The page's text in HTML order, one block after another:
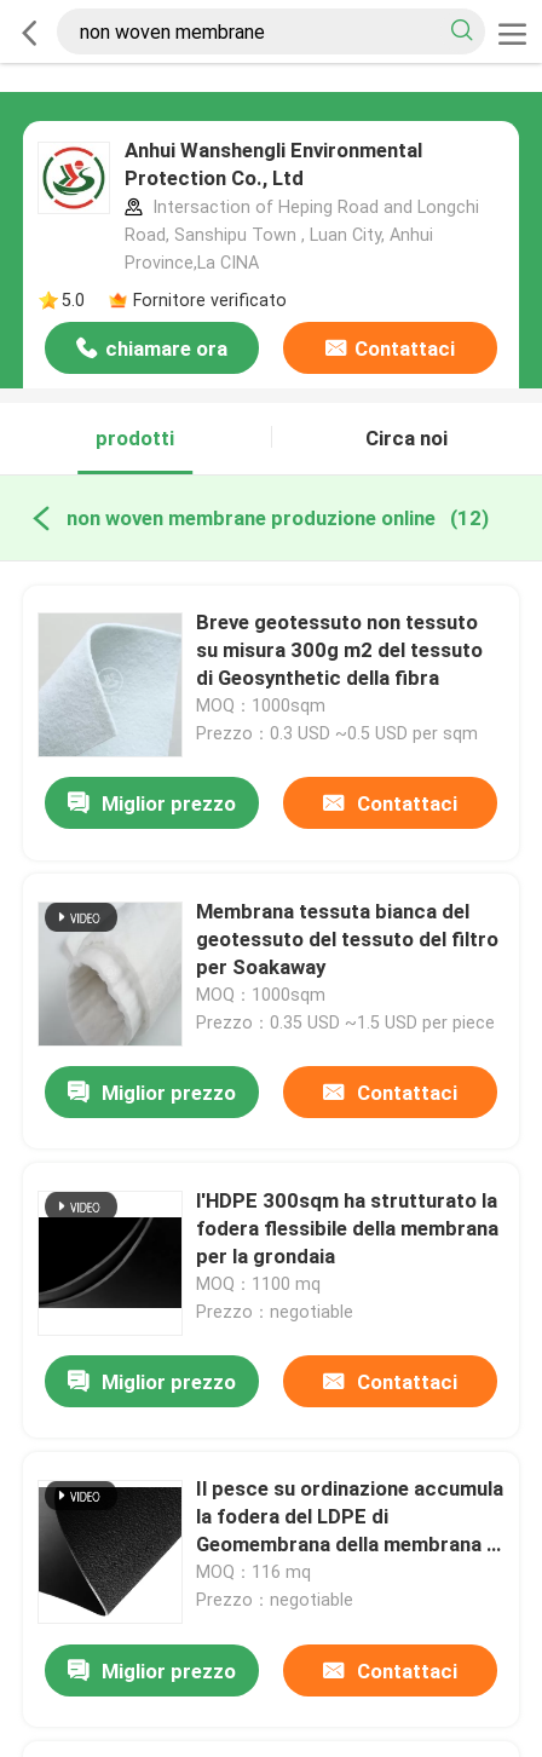
Anhui Wanshengli Environmental
Protection Co., Ltd
Intersaction of Heping Road and Longchi
Road, Sanshipu Town , Luan City, Anhui
Province,La CINA
5.0
Fornitore verificato
chiamare ora Contattaci
prodotti Circa noi
non woven membrane produzione online (12)
Breve geotessuto non tessuto
su misura 300g m2 del tessuto
di Geosynthetic della fibra
MOQ：1000sqm
Prezzo：0.3 USD ~0.5 USD per sqm
Miglior prezzo Contattaci
Membrana tessuta bianca del
geotessuto del tessuto del filtro
per Soakaway
MOQ：1000sqm
Prezzo：0.35 USD ~1.5 USD per piece
Miglior prezzo Contattaci
l'HDPE 300sqm ha strutturato la
fodera flessibile della membrana
per la grondaia
MOQ：1100 mq
Prezzo：negotiable
Miglior prezzo Contattaci
Il pesce su ordinazione accumula
la fodera del LDPE di
Geomembrana della membrana di
Geosynthetic
MOQ：116 mq
Prezzo：negotiable
Miglior prezzo Contattaci